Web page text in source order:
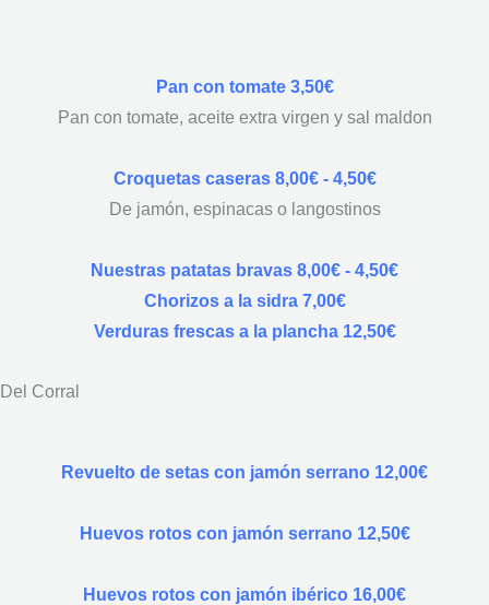
Pan con tomate 3,50€
Pan con tomate, aceite extra virgen y sal maldon
Croquetas caseras 8,00€ - 4,50€
De jamón, espinacas o langostinos
Nuestras patatas bravas 8,00€ - 4,50€
Chorizos a la sidra 7,00€
Verduras frescas a la plancha 12,50€
Del Corral
Revuelto de setas con jamón serrano 12,00€
Huevos rotos con jamón serrano 12,50€
Huevos rotos con jamón ibérico 16,00€